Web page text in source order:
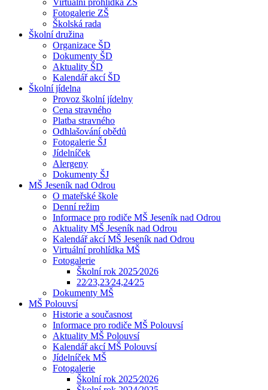
Virtuální prohlídka ZŠ
Fotogalerie ZŠ
Školská rada
Školní družina
Organizace ŠD
Dokumenty ŠD
Aktuality ŠD
Kalendář akcí ŠD
Školní jídelna
Provoz školní jídelny
Cena stravného
Platba stravného
Odhlašování obědů
Fotogalerie ŠJ
Jídelníček
Alergeny
Dokumenty ŠJ
MŠ Jeseník nad Odrou
O mateřské škole
Denní režim
Informace pro rodiče MŠ Jeseník nad Odrou
Aktuality MŠ Jeseník nad Odrou
Kalendář akcí MŠ Jeseník nad Odrou
Virtuální prohlídka MŠ
Fotogalerie
Školní rok 2025⁄2026
22⁄23,23⁄24,24⁄25
Dokumenty MŠ
MŠ Polouvsí
Historie a současnost
Informace pro rodiče MŠ Polouvsí
Aktuality MŠ Polouvsí
Kalendář akcí MŠ Polouvsí
Jídelníček MŠ
Fotogalerie
Školní rok 2025⁄2026